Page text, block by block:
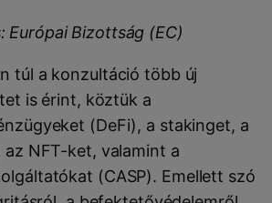
Európai Bizottság (EC)
túl a konzultáció több új
is érint, köztük a
(DeFi), a stakinget, a
NFT-ket, valamint a
(CASP). Emellett szó